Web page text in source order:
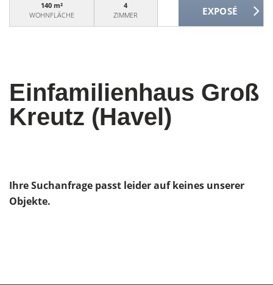
140 m²
WOHNFLÄCHE
4
ZIMMER
Einfamilienhaus Groß
Kreutz (Havel)
Ihre Suchanfrage passt leider auf keines unserer
Objekte.